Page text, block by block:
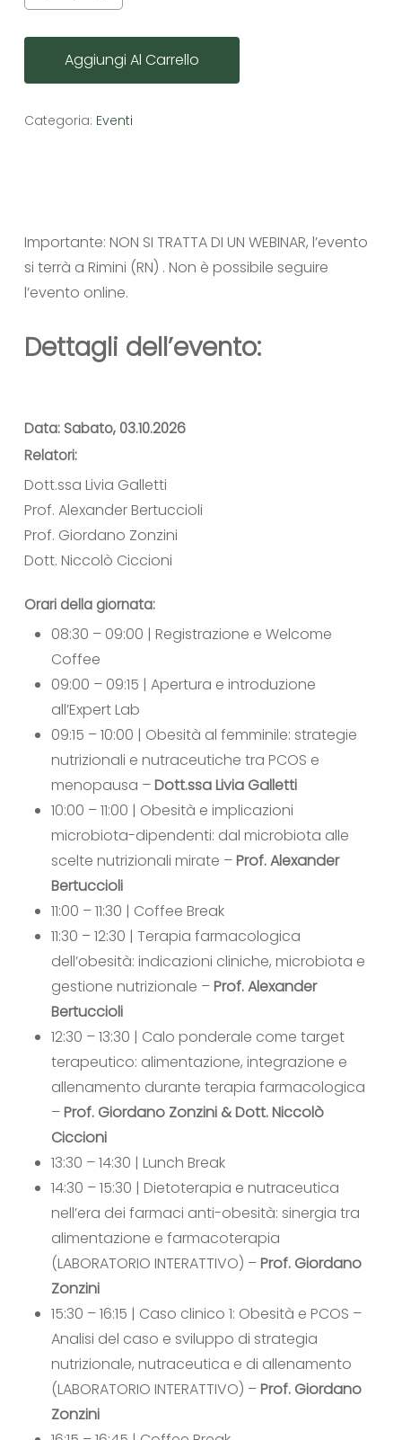
Aggiungi Al Carrello
Categoria: Eventi
Importante: NON SI TRATTA DI UN WEBINAR, l’evento
si terrà a Rimini (RN) . Non è possibile seguire
l’evento online.
Dettagli dell’evento:
Data: Sabato, 03.10.2026
Relatori:
Dott.ssa Livia Galletti
Prof. Alexander Bertuccioli
Prof. Giordano Zonzini
Dott. Niccolò Ciccioni
Orari della giornata:
08:30 – 09:00 |Registrazione e Welcome
Coffee
09:00 – 09:15 |Apertura e introduzione
all’Expert Lab
09:15 – 10:00 | Obesità al femminile: strategie
nutrizionali e nutraceutiche tra PCOS e
menopausa –Dott.ssa Livia Galletti
10:00 – 11:00 | Obesità e implicazioni
microbiota-dipendenti: dal microbiota alle
scelte nutrizionali mirate –Prof. Alexander
Bertuccioli
11:00 – 11:30 | Coffee Break
11:30 – 12:30 |Terapia farmacologica
dell’obesità: indicazioni cliniche, microbiota e
gestione nutrizionale –Prof. Alexander
Bertuccioli
12:30 – 13:30 | Calo ponderale come target
terapeutico: alimentazione, integrazione e
allenamento durante terapia farmacologica
–Prof. Giordano Zonzini & Dott. Niccolò
Ciccioni
13:30 – 14:30 |Lunch Break
14:30 – 15:30 |Dietoterapia e nutraceutica
nell’era dei farmaci anti-obesità: sinergia tra
alimentazione e farmacoterapia
(LABORATORIO INTERATTIVO) –Prof. Giordano
Zonzini
15:30 – 16:15 | Caso clinico 1: Obesità e PCOS –
Analisi del caso e sviluppo di strategia
nutrizionale, nutraceutica e di allenamento
(LABORATORIO INTERATTIVO) –Prof. Giordano
Zonzini